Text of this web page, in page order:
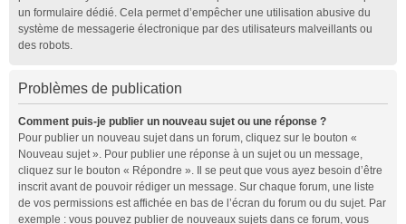
un formulaire dédié. Cela permet d’empêcher une utilisation abusive du
système de messagerie électronique par des utilisateurs malveillants ou
des robots.
Problèmes de publication
Comment puis-je publier un nouveau sujet ou une réponse ?
Pour publier un nouveau sujet dans un forum, cliquez sur le bouton «
Nouveau sujet ». Pour publier une réponse à un sujet ou un message,
cliquez sur le bouton « Répondre ». Il se peut que vous ayez besoin d’être
inscrit avant de pouvoir rédiger un message. Sur chaque forum, une liste
de vos permissions est affichée en bas de l’écran du forum ou du sujet. Par
exemple : vous pouvez publier de nouveaux sujets dans ce forum, vous